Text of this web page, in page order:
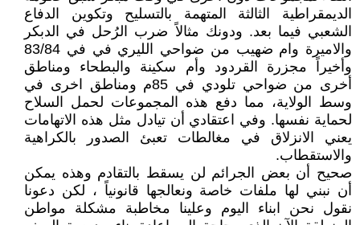
الديمقراطية الثالثة المتهمة بالتسليح وتكوين الدفاع
الشعبي فيما بعد. ودونك مثالاً ضرب الرُحل في الدبكر
والاميرة وام ضهيب من ضواحي الليري في في 83/84
وأخيراً مجزرة القردود وأم سكينة والبطحاء ومناطق
أخرى من ضواحي تلودي في 85م ومناطق اخرى في
وسط الولاية، مما دفع هذه المجموعات لحمل السلاح
لحماية نفسها. وفي اعتقادي أن تيادل مثل هذه الاتهامات
يعني الانزلاق في مغالطات تعبئ الصدور بالكراهية
والاستقطاب.
صحيح أن بعض الجرائم لن يسقط بالتقادم وهذه يمكن
أن نبني لها ملفات خاصة ونعالجها قانونياً ، لكن دعونا
نقول نحن ابناء اليوم وعلينا مخاطبة مشكلة مواطن